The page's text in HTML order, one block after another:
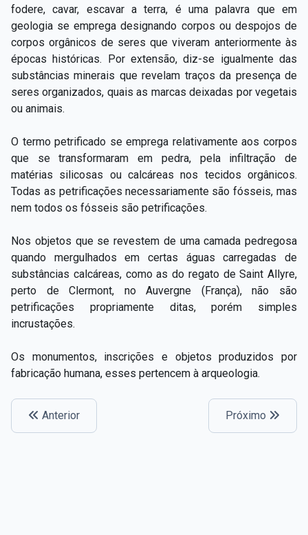
fodere, cavar, escavar a terra, é uma palavra que em
geologia se emprega designando corpos ou despojos de
corpos orgânicos de seres que viveram anteriormente às
épocas históricas. Por extensão, diz-­se igualmente das
substâncias minerais que revelam traços da presença de
seres organizados, quais as marcas deixadas por vegetais
ou animais.
O termo petrificado se emprega relativamente aos corpos
que se transformaram em pedra, pela infiltração de
matérias silicosas ou calcáreas nos tecidos orgânicos.
Todas as petrificações necessariamente são fósseis, mas
nem todos os fósseis são petrificações.
Nos objetos que se revestem de uma camada pedregosa
quando mergulhados em certas águas carregadas de
substâncias calcáreas, como as do regato de Saint Allyre,
perto de Clermont, no Auvergne (França), não são
petrificações propriamente ditas, porém simples
incrustações.
Os monumentos, inscrições e objetos produzidos por
fabricação humana, esses pertencem à arqueologia.
Anterior Próximo